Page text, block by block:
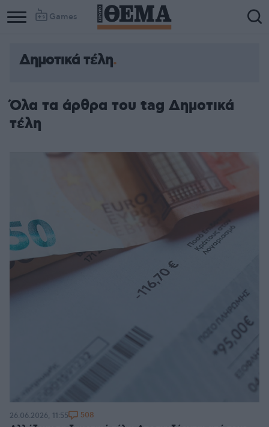
Games
Δημοτικά τέλη
Όλα τα άρθρα του tag Δημοτικά
τέλη
26.06.2026, 11:55 508